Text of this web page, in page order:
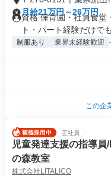
月給21万円～26万円
資格 保育園・社員食堂
ト・パート経験だけで
制服あり 業界未経験歓迎
この企
正社員
児童発達支援の指導
の森教室
株式会社LITALICO